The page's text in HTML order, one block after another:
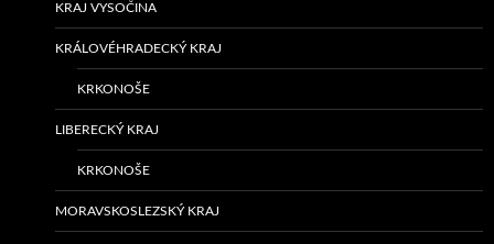
KRAJ VYSOČINA
KRÁLOVÉHRADECKÝ KRAJ
KRKONOŠE
LIBERECKÝ KRAJ
KRKONOŠE
MORAVSKOSLEZSKÝ KRAJ